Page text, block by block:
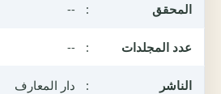
المحقق :
--
عدد المجلدات :
--
الناشر : دار المعارف